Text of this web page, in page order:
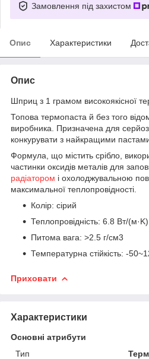
Замовлення під захистом
Опис Характеристики
Опис
Шприц з 1 грамом високоякісної
Топова термопаста й без того
виробника. Призначена для
конкурувати з найкращими
Формула, що містить срібло,
частинки оксидів металів для
радіатором і охолоджувальною
максимальної теплопровідності.
Колір: сірий
Теплопровідність: 6.8 Вт/(м·K)
Питома вага: >2.5 г/см3
Температурна стійкість: -
Приховати
Характеристики
Основні атрибути
Тип